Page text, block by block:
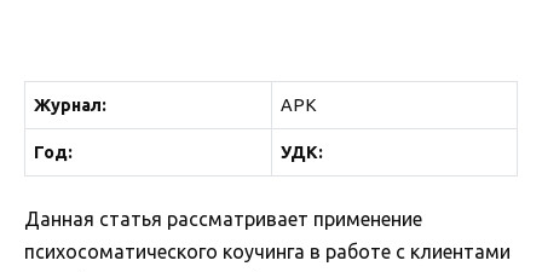
Журнал: АРК
Год: УДК:
Данная статья рассматривает применение
психосоматического коучинга в работе с клиентами